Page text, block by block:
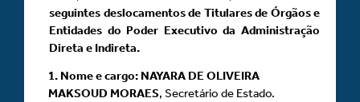
seguintes deslocamentos de Titulares de Órgãos e
Entidades do Poder Executivo da Administração
Direta e Indireta.
1. Nome e cargo: NAYARA DE OLIVEIRA
MAKSOUD MORAES, Secretário de Estado.